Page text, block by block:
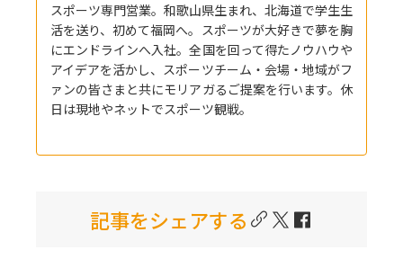
スポーツ専門営業。和歌山県生まれ、北海道で学生生
活を送り、初めて福岡へ。スポーツが大好きで夢を胸
にエンドラインへ入社。全国を回って得たノウハウや
アイデアを活かし、スポーツチーム・会場・地域がフ
ァンの皆さまと共にモリアガるご提案を行います。休
日は現地やネットでスポーツ観戦。
記事をシェアする